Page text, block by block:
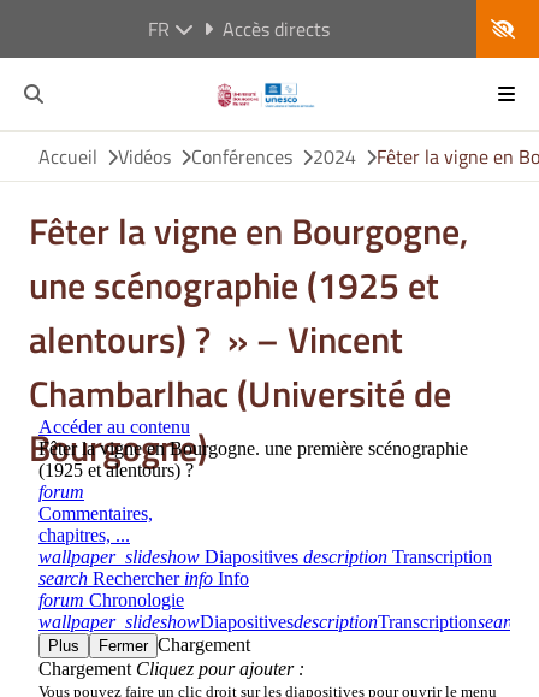
FR Accès directs
Accueil Vidéos Conférences 2024 Fêter la vigne en
Fêter la vigne en Bourgogne,
une scénographie (1925 et
alentours) ? » – Vincent
Chambarlhac (Université de
Bourgogne)